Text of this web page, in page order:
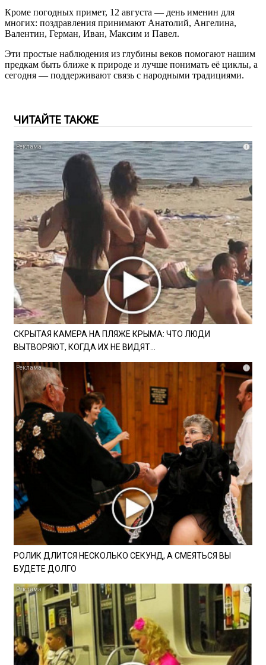
Кроме погодных примет, 12 августа — день именин для
многих: поздравления принимают Анатолий, Ангелина,
Валентин, Герман, Иван, Максим и Павел.
Эти простые наблюдения из глубины веков помогают нашим
предкам быть ближе к природе и лучше понимать её циклы, а
сегодня — поддерживают связь с народными традициями.
ЧИТАЙТЕ ТАКЖЕ
i
СКРЫТАЯ КАМЕРА НА ПЛЯЖЕ КРЫМА: ЧТО ЛЮДИ
ВЫТВОРЯЮТ, КОГДА ИХ НЕ ВИДЯТ...
i
РОЛИК ДЛИТСЯ НЕСКОЛЬКО СЕКУНД, А СМЕЯТЬСЯ ВЫ
БУДЕТЕ ДОЛГО
i